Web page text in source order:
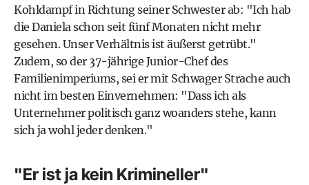
Kohldampf in Richtung seiner Schwester ab: "Ich hab
die Daniela schon seit fünf Monaten nicht mehr
gesehen. Unser Verhältnis ist äußerst getrübt."
Zudem, so der 37-jährige Junior-Chef des
Familienimperiums, sei er mit Schwager Strache auch
nicht im besten Einvernehmen: "Dass ich als
Unternehmer politisch ganz woanders stehe, kann
sich ja wohl jeder denken."
"Er ist ja kein Krimineller"